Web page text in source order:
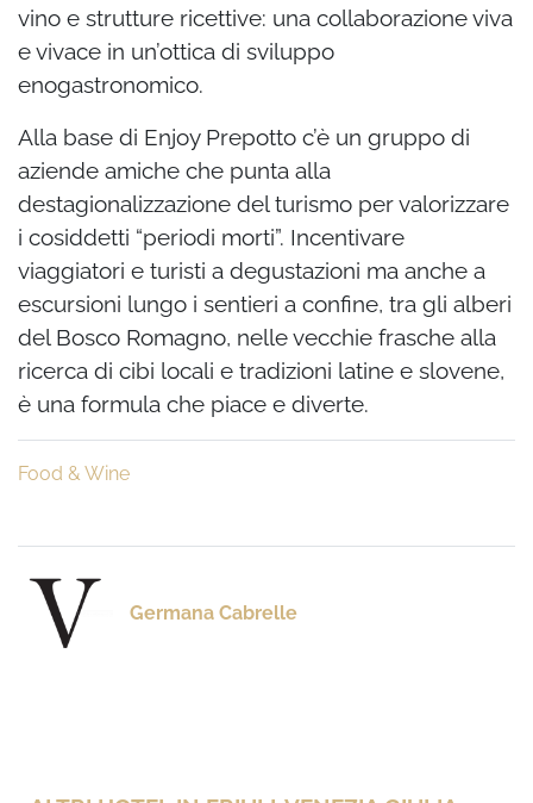
vino e strutture ricettive: una collaborazione viva
e vivace in un’ottica di sviluppo
enogastronomico.
Alla base di Enjoy Prepotto c’è un gruppo di
aziende amiche che punta alla
destagionalizzazione del turismo per valorizzare
i cosiddetti “periodi morti”. Incentivare
viaggiatori e turisti a degustazioni ma anche a
escursioni lungo i sentieri a confine, tra gli alberi
del Bosco Romagno, nelle vecchie frasche alla
ricerca di cibi locali e tradizioni latine e slovene,
è una formula che piace e diverte.
Food & Wine
Germana Cabrelle